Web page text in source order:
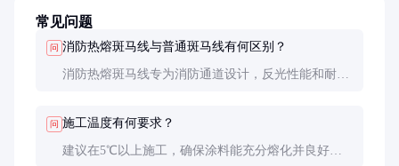
常见问题
问 消防热熔斑马线与普通斑马线有何区别？
消防热熔斑马线专为消防通道设计，反光性能和耐磨
问 施工温度有何要求？
建议在5℃以上施工，确保涂料能充分熔化并良好附